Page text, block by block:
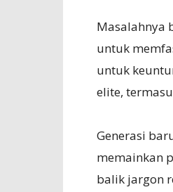
Masalahnya
untuk
untuk
elite,
Generasi
memainkan
balik jargon